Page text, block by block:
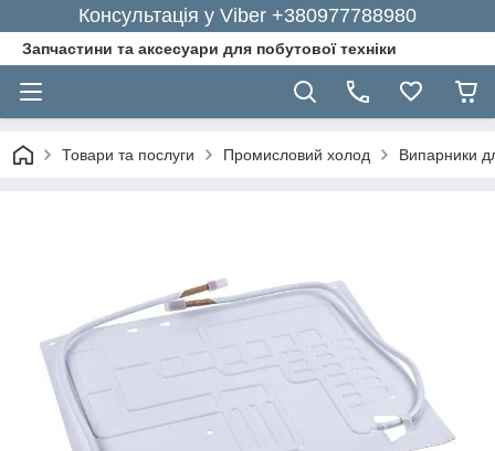
Консультація у Viber +380977788980
Запчастини та аксесуари для побутової техніки
Товари та послуги Промисловий холод Випарники